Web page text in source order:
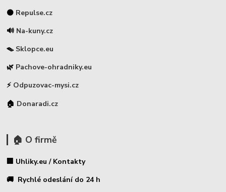
⚫ Repulse.cz
🔊 Na-kuny.cz
🪤 Sklopce.eu
🌿 Pachove-ohradniky.eu
⚡ Odpuzovac-mysi.cz
🏠 Donaradi.cz
🏠 O firmě
🏢 Uhliky.eu / Kontakty
🚚 Rychlé odeslání do 24 h